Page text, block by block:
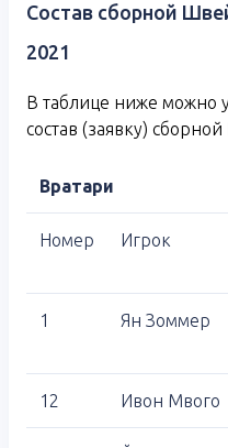
Состав сборной
2021
В таблице ниже можно
состав (заявку)
Вратари
Номер Игрок
1 Ян Зоммер
12 Ивон Мвого